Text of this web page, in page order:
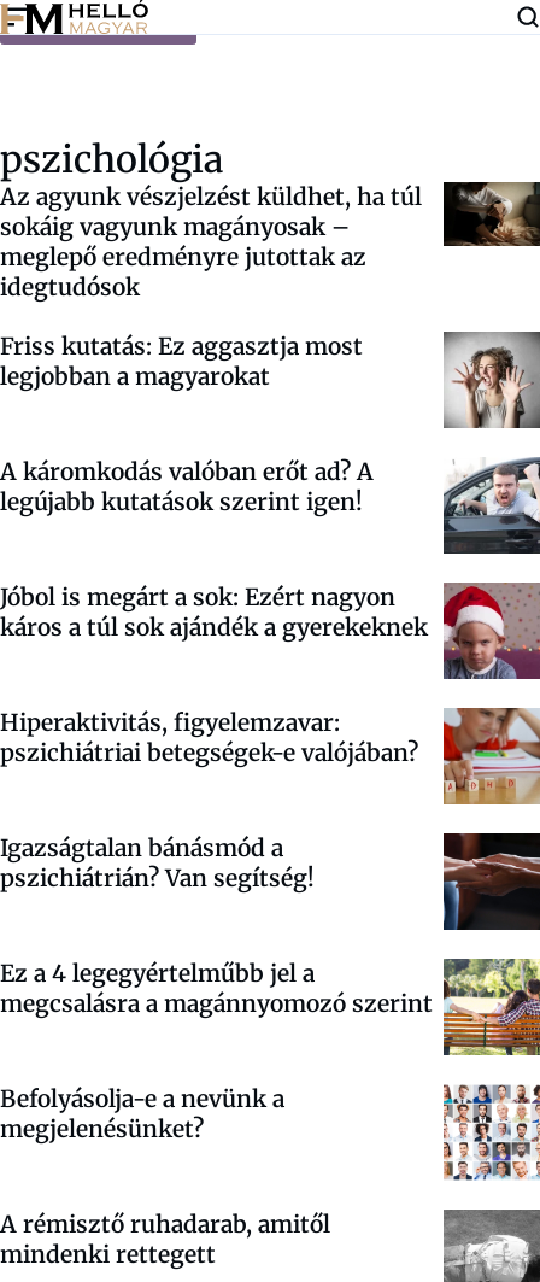
Ugrás a tartalomra
pszichológia
Az agyunk vészjelzést küldhet, ha túl
sokáig vagyunk magányosak –
meglepő eredményre jutottak az
idegtudósok
Friss kutatás: Ez aggasztja most
legjobban a magyarokat
A káromkodás valóban erőt ad? A
legújabb kutatások szerint igen!
Jóbol is megárt a sok: Ezért nagyon
káros a túl sok ajándék a gyerekeknek
Hiperaktivitás, figyelemzavar:
pszichiátriai betegségek-e valójában?
Igazságtalan bánásmód a
pszichiátrián? Van segítség!
Ez a 4 legegyértelműbb jel a
megcsalásra a magánnyomozó szerint
Befolyásolja-e a nevünk a
megjelenésünket?
A rémisztő ruhadarab, amitől
mindenki rettegett